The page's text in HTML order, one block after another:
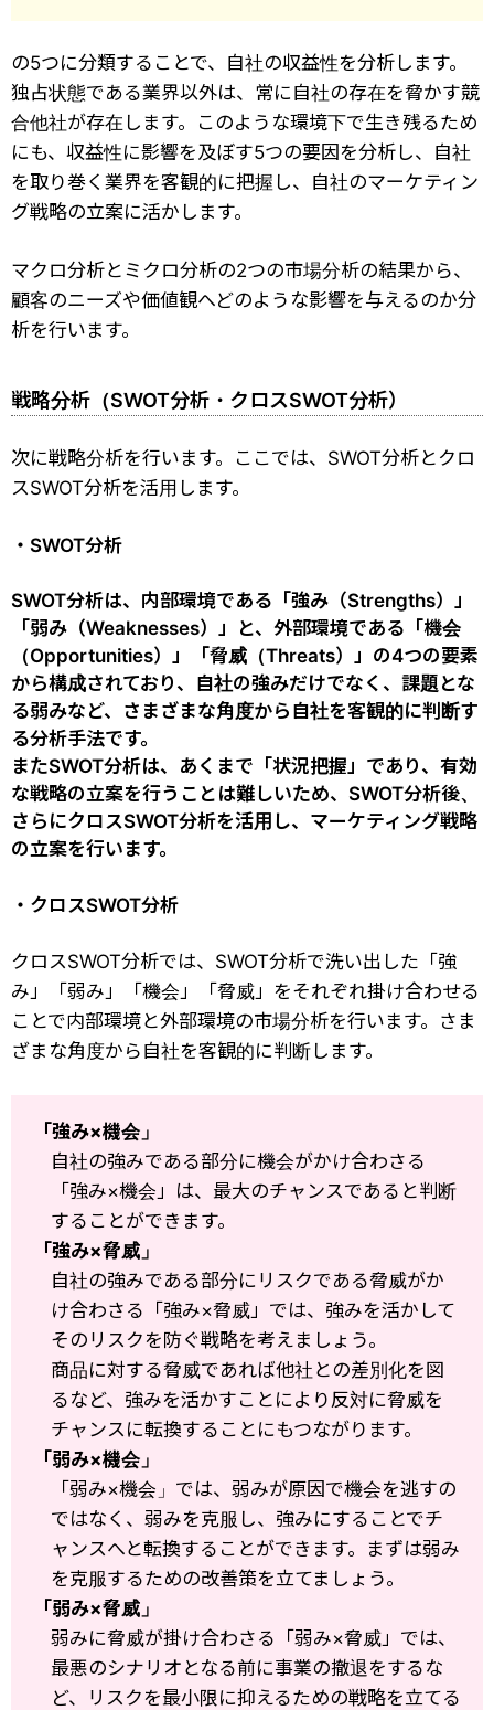
の5つに分類することで、自社の収益性を分析します。
独占状態である業界以外は、常に自社の存在を脅かす競
合他社が存在します。このような環境下で生き残るため
にも、収益性に影響を及ぼす5つの要因を分析し、自社
を取り巻く業界を客観的に把握し、自社のマーケティン
グ戦略の立案に活かします。
マクロ分析とミクロ分析の2つの市場分析の結果から、
顧客のニーズや価値観へどのような影響を与えるのか分
析を行います。
戦略分析（SWOT分析・クロスSWOT分析）
次に戦略分析を行います。ここでは、SWOT分析とクロ
スSWOT分析を活用します。
・SWOT分析
SWOT分析は、内部環境である「強み（Strengths）」
「弱み（Weaknesses）」と、外部環境である「機会
（Opportunities）」「脅威（Threats）」の4つの要素
から構成されており、自社の強みだけでなく、課題とな
る弱みなど、さまざまな角度から自社を客観的に判断す
る分析手法です。
またSWOT分析は、あくまで「状況把握」であり、有効
な戦略の立案を行うことは難しいため、SWOT分析後、
さらにクロスSWOT分析を活用し、マーケティング戦略
の立案を行います。
・クロスSWOT分析
クロスSWOT分析では、SWOT分析で洗い出した「強
み」「弱み」「機会」「脅威」をそれぞれ掛け合わせる
ことで内部環境と外部環境の市場分析を行います。さま
ざまな角度から自社を客観的に判断します。
「強み×機会」
自社の強みである部分に機会がかけ合わさる
「強み×機会」は、最大のチャンスであると判断
することができます。
「強み×脅威」
自社の強みである部分にリスクである脅威がか
け合わさる「強み×脅威」では、強みを活かして
そのリスクを防ぐ戦略を考えましょう。
商品に対する脅威であれば他社との差別化を図
るなど、強みを活かすことにより反対に脅威を
チャンスに転換することにもつながります。
「弱み×機会」
「弱み×機会」では、弱みが原因で機会を逃すの
ではなく、弱みを克服し、強みにすることでチ
ャンスへと転換することができます。まずは弱み
を克服するための改善策を立てましょう。
「弱み×脅威」
弱みに脅威が掛け合わさる「弱み×脅威」では、
最悪のシナリオとなる前に事業の撤退をするな
ど、リスクを最小限に抑えるための戦略を立てる